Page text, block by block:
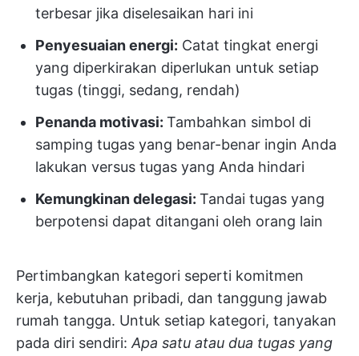
terbesar jika diselesaikan hari ini
Penyesuaian energi: Catat tingkat energi
yang diperkirakan diperlukan untuk setiap
tugas (tinggi, sedang, rendah)
Penanda motivasi: Tambahkan simbol di
samping tugas yang benar-benar ingin Anda
lakukan versus tugas yang Anda hindari
Kemungkinan delegasi: Tandai tugas yang
berpotensi dapat ditangani oleh orang lain
Pertimbangkan kategori seperti komitmen
kerja, kebutuhan pribadi, dan tanggung jawab
rumah tangga. Untuk setiap kategori, tanyakan
pada diri sendiri: Apa satu atau dua tugas yang